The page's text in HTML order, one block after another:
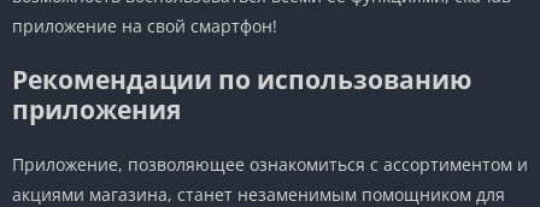
приложение на свой смартфон!
Рекомендации по использованию
приложения
Приложение, позволяющее ознакомиться с ассортиментом и
акциями магазина, станет незаменимым помощником для